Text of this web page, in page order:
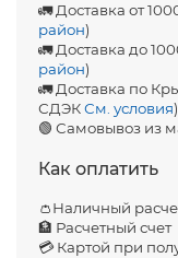
🚛 Доставка от
район)
🚛 Доставка до
район)
🚛 Доставка по
СДЭКСм. условия)
🟢 Самовывоз из
Как оплатить
👛Наличный
🏦 Расчетный счет
💳 Картой при